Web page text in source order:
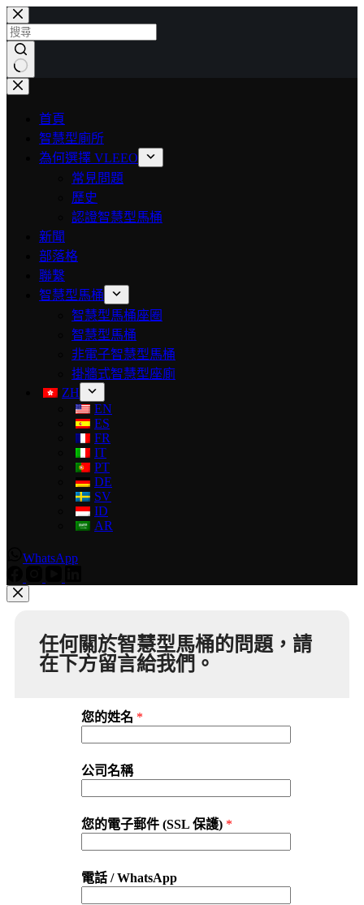
首頁
智慧型廁所
為何選擇 VLEEO
常見問題
歷史
認證智慧型馬桶
新聞
部落格
聯繫
智慧型馬桶
智慧型馬桶座圈
智慧型馬桶
非電子智慧型馬桶
掛牆式智慧型座廁
ZH
EN
ES
FR
IT
PT
DE
SV
ID
AR
WhatsApp
任何關於智慧型馬桶的問題，請
在下方留言給我們。
您的姓名 *
公司名稱
您的電子郵件 (SSL 保護) *
電話 / WhatsApp